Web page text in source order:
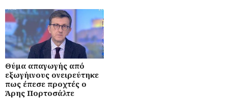
Θύμα απαγωγής από
εξωγήινους ονειρεύτηκε
πως έπεσε προχτές ο
Άρης Πορτοσάλτε